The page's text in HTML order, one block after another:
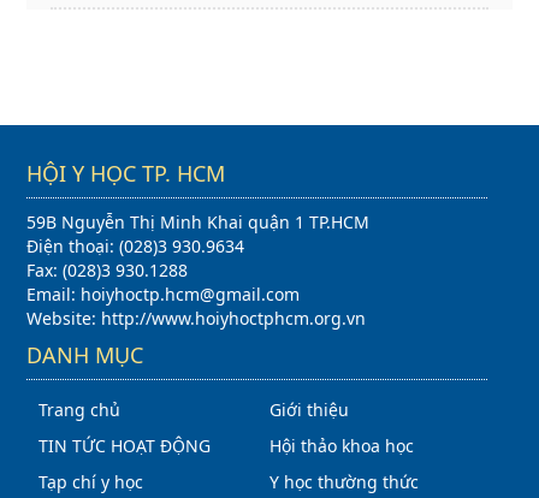
HỘI Y HỌC TP. HCM
59B Nguyễn Thị Minh Khai quận 1 TP.HCM
Điện thoại: (028)3 930.9634
Fax: (028)3 930.1288
Email: hoiyhoctp.hcm@gmail.com
Website: http://www.hoiyhoctphcm.org.vn
DANH MỤC
Trang chủ
Giới thiệu
TIN TỨC HOẠT ĐỘNG
Hội thảo khoa học
Tạp chí y học
Y học thường thức